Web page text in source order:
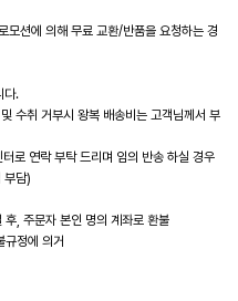
션에 의해 무료 교환/반품을 요청하는 경
다.
수취 거부시 왕복 배송비는 고객님께서 부
로 연락 부탁 드리며 임의 반송 하실 경우
부담)
, 주문자 본인 명의 계좌로 환불
규정에 의거